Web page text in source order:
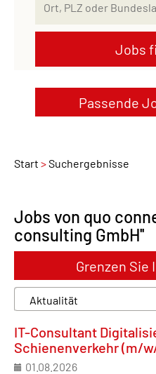
Passende
Jobs
Start Suchergebnisse
Jobs von quo
consulting GmbH''
Grenzen Sie
IT-Consultant
Schienenverkehr (m/
01.08.2026